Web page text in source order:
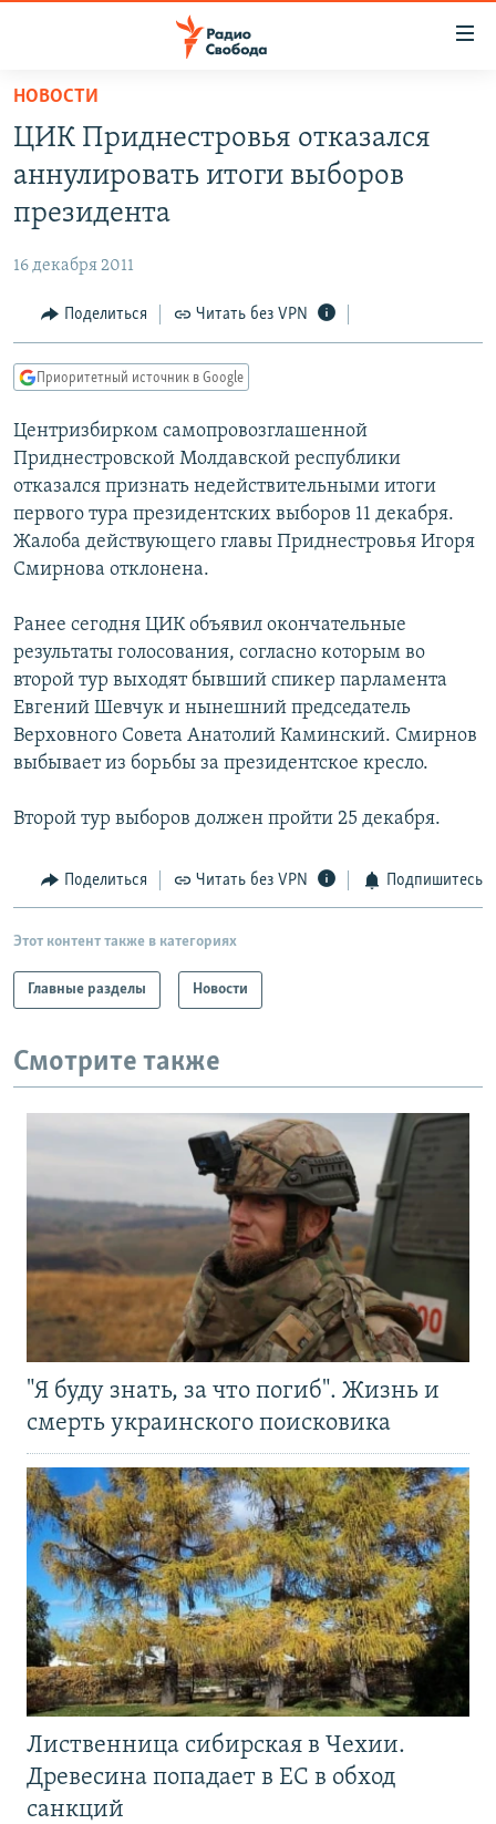
упрощенного
доступа
основному
Вернутся
Вернутся
поиску
ПОДКАСТЫ
АВТОРСКИЕ ПРОЕКТЫ
МНЕНИЯ
КУЛЬТУРА
КАВКАЗ.РЕАЛИИ
СЕВЕР.РЕАЛИИ
СИБИРЬ.РЕАЛИИ
РАСПИСАНИЕ ВЕЩАНИЯ
ПОДПИШИТЕСЬ НА РАССЫЛКУ
СОЦИАЛЬНЫЕ СЕТИ
Все сайты РСЕ/РС
НОВОСТИ
ЦИК Приднестровья отказался
аннулировать итоги выборов
президента
16 декабря 2011
Поделиться Читать без VPN
Приоритетный источник в Google
Центризбирком самопровозглашенной
Приднестровской Молдавской республики
отказался признать недействительными итоги
первого тура президентских выборов 11 декабря.
Жалоба действующего главы Приднестровья Игоря
Смирнова отклонена.
Ранее сегодня ЦИК объявил окончательные
результаты голосования, согласно которым во
второй тур выходят бывший спикер парламента
Евгений Шевчук и нынешний председатель
Верховного Совета Анатолий Каминский. Смирнов
выбывает из борьбы за президентское кресло.
Второй тур выборов должен пройти 25 декабря.
Поделиться Читать без VPN Подпишитесь
Этот контент также в категориях
Главные разделы Новости
Смотрите также
"Я буду знать, за что погиб". Жизнь и
смерть украинского поисковика
Лиственница сибирская в Чехии.
Древесина попадает в ЕС в обход
санкций